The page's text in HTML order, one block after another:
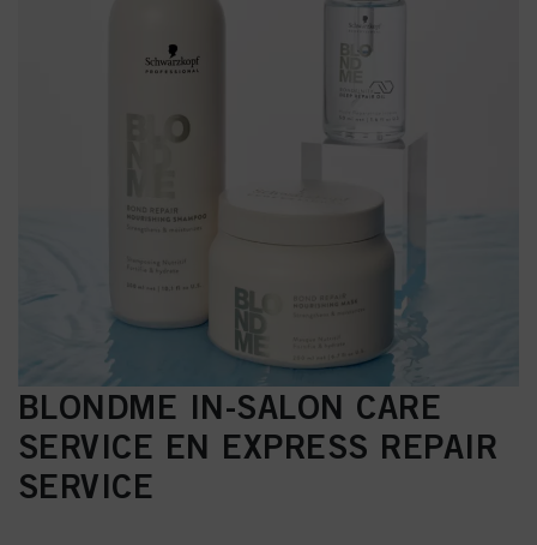
BLONDME IN-SALON CARE
SERVICE EN EXPRESS REPAIR
SERVICE